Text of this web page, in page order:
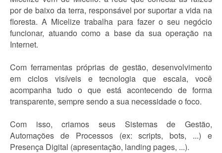
por de baixo da terra, responsável por suportar a vida na
floresta. A Micelize trabalha para fazer o seu negócio
funcionar, atuando como a base da sua operação na
Internet.
Com ferramentas próprias de gestão, desenvolvimento
em ciclos visíveis e tecnologia que escala, você
acompanha tudo o que está acontecendo de forma
transparente, sempre sendo a sua necessidade o foco.
Com isso, criamos seus Sistemas de Gestão,
Automações de Processos (ex: scripts, bots, ...) e
Presença Digital (apresentação, landing pages, ...).